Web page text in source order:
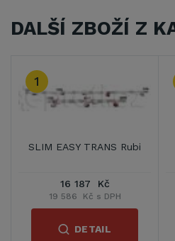
DALŠÍ ZBOŽÍ Z
1
SLIM EASY TRANS Rubi
16 187 Kč
19 586 Kč s DPH
DETAIL